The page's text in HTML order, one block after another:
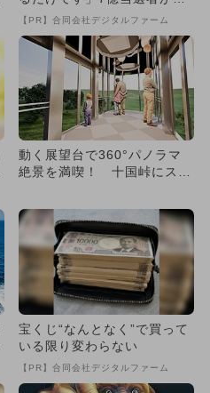
出
【PR】合同会社デジタルファーム
動く展望台で360°パノラマ
絶景を満喫！ 十国峠にスロ
宝くじ“なんとなく”で買って
いる限り変わらない
【PR】合同会社デジタルファーム